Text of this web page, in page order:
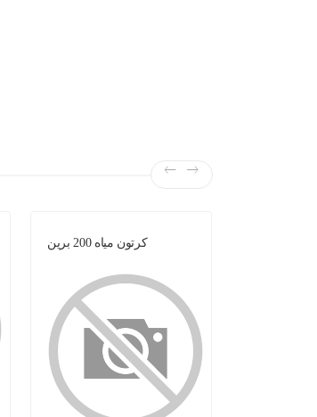
كرتون مياه 200 برين